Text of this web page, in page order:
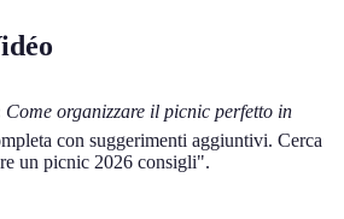
Come organizzare il picnic perfetto in
con suggerimenti aggiuntivi. Cerca
un picnic 2026 consigli".